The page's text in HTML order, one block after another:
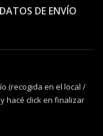
DE ENVÍO
(recogida en el local /
hacé click en finalizar